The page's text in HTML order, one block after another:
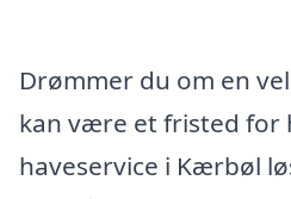
Drømmer du om en
kan være et fristed for
haveservice i Kærbøl